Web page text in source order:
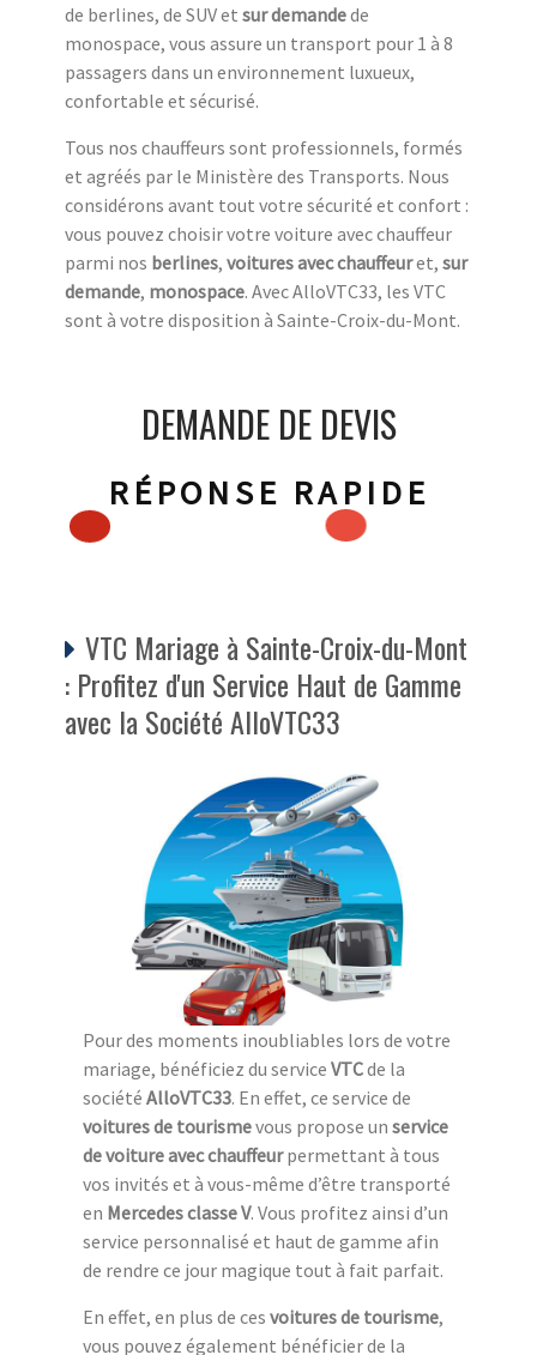
de berlines, de SUV et sur demandede
monospace, vous assure un transport pour 1 à 8
passagers dans un environnement luxueux,
confortable et sécurisé.
Tous nos chauffeurs sont professionnels, formés
et agréés par le Ministère des Transports. Nous
considérons avant tout votre sécurité et confort :
vous pouvez choisir votre voiture avec chauffeur
parmi nos berlines, voitures avec chauffeuret, sur
demande, monospace. Avec AlloVTC33, les VTC
sont à votre disposition à Sainte-Croix-du-Mont.
DEMANDE DE DEVIS
RÉPONSE RAPIDE
VTC Mariage à Sainte-Croix-du-Mont
: Profitez d'un Service Haut de Gamme
avec la Société AlloVTC33
Pour des moments inoubliables lors de votre
mariage, bénéficiez du service VTCde la
société AlloVTC33. En effet, ce service de
voitures de tourismevous propose un service
de voiture avec chauffeurpermettant à tous
vos invités et à vous-même d’être transporté
en Mercedes classe V. Vous profitez ainsi d’un
service personnalisé et haut de gamme afin
de rendre ce jour magique tout à fait parfait.
En effet, en plus de ces voitures de tourisme,
vous pouvez également bénéficier de la